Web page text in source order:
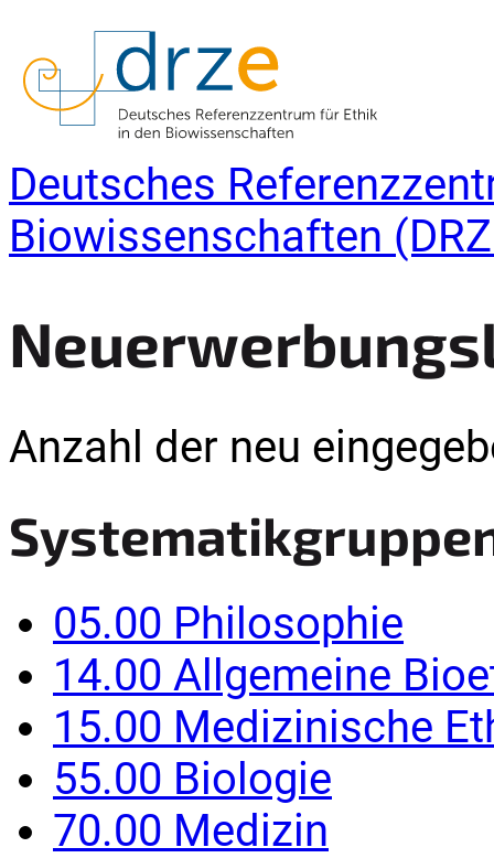
Deutsches
Biowissenschaften
Anzahl der neu
05.00 Philosophie
14.00 Allgemeine
15.00 Medizinische
55.00 Biologie
70.00 Medizin